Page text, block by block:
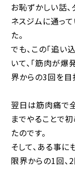
お恥ずかしい話、
ネスジムに通っ
た。
でも、この「追い
いて、「筋肉が爆
界からの3回を目
翌日は筋肉痛で
までやることで
たのです。
そして、ある事に
限界からの1回、